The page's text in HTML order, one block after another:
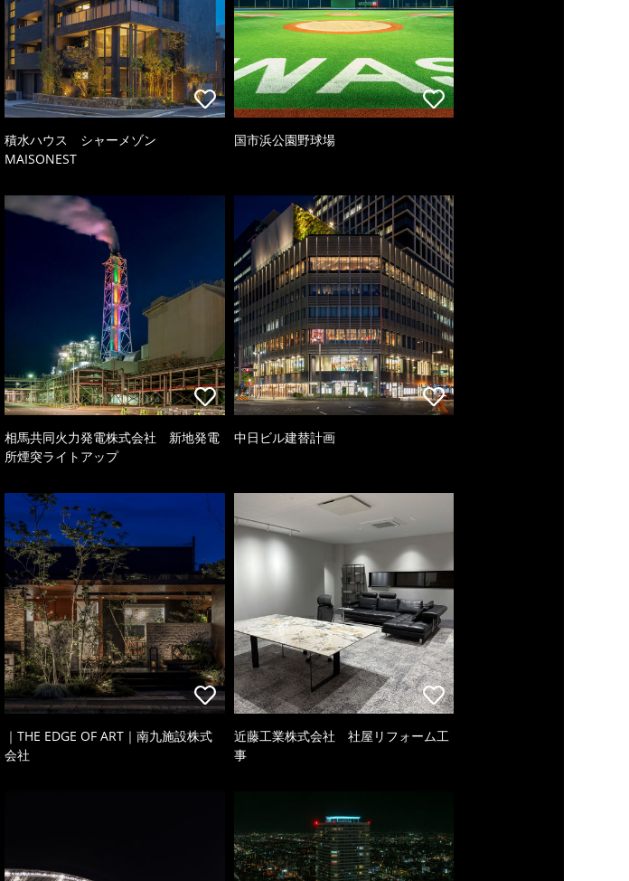
積水ハウス シャーメゾン
MAISONEST
国市浜公園野球場
相馬共同火力発電株式会社 新地発電
所煙突ライトアップ
中日ビル建替計画
｜THE EDGE OF ART｜南九施設株式
会社
近藤工業株式会社 社屋リフォーム工
事